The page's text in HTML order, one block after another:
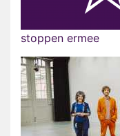
stoppen ermee